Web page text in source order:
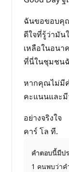
ฉันขอขอบคุ
ดีใจที่รู้ว่ามั
เหลือในอนา
ที่นี่ในชุมชน
หากคุณไม่มีคํ
คะแนนและ
อย่างจริงใจ
คาร์ โล ที.
คำตอบนี้มีป
1 คนพบว่า